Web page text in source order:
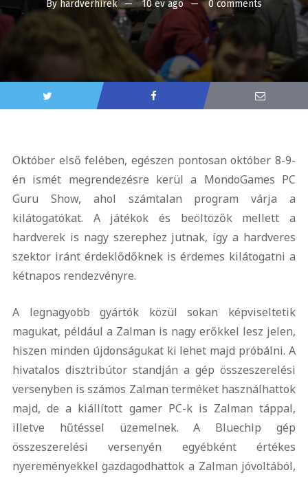
By hardverhirek 10 év ago 0 comments
Október első felében, egészen pontosan október 8-9-
én ismét megrendezésre kerül a MondoGames PC
Guru Show, ahol számtalan program várja a
kilátogatókat. A játékok és beöltözők mellett a
hardverek is nagy szerephez jutnak, így a hardveres
szektor iránt érdeklődőknek is érdemes kilátogatni a
kétnapos rendezvényre.
A legnagyobb gyártók közül sokan képviseltetik
magukat, például a Zalman is nagy erőkkel lesz jelen,
hiszen minden újdonságukat ki lehet majd próbálni. A
hivatalos disztribútor standján a gép összeszerelési
versenyben is számos Zalman terméket használhattok
majd, de a kiállított gamer PC-k is Zalman táppal,
illetve hűtéssel üzemelnek. A Bluechip gép
összeszerelési versenyén egyébként értékes
nyereményekkel gazdagodhattok a Zalman jóvoltából,